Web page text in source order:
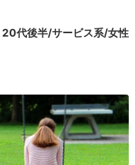
20代後半/サービス系/女性